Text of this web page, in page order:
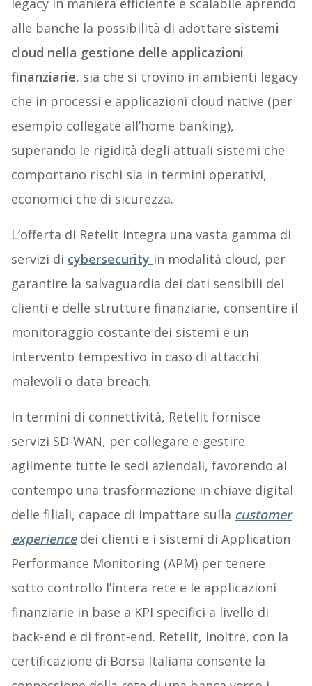
legacy in maniera efficiente e scalabile aprendo
alle banche la possibilità di adottare sistemi
cloud nella gestione delle applicazioni
finanziarie, sia che si trovino in ambienti legacy
che in processi e applicazioni cloud native (per
esempio collegate all’home banking),
superando le rigidità degli attuali sistemi che
comportano rischi sia in termini operativi,
economici che di sicurezza.
L’offerta di Retelit integra una vasta gamma di
servizi di cybersecurity in modalità cloud, per
garantire la salvaguardia dei dati sensibili dei
clienti e delle strutture finanziarie, consentire il
monitoraggio costante dei sistemi e un
intervento tempestivo in caso di attacchi
malevoli o data breach.
In termini di connettività, Retelit fornisce
servizi SD-WAN, per collegare e gestire
agilmente tutte le sedi aziendali, favorendo al
contempo una trasformazione in chiave digital
delle filiali, capace di impattare sulla customer
experiencedei clienti e i sistemi di Application
Performance Monitoring (APM) per tenere
sotto controllo l’intera rete e le applicazioni
finanziarie in base a KPI specifici a livello di
back-end e di front-end. Retelit, inoltre, con la
certificazione di Borsa Italiana consente la